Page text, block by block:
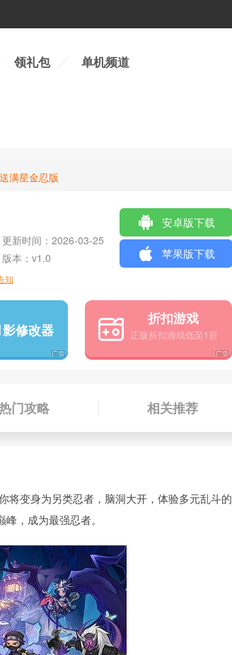
领礼包 单机频道
满星金忍版
安卓版下载
苹果版下载
更新时间： 2026-03-25
版本：v1.0
知
修改器
折扣游戏
门攻略 相关推荐
将变身为另类忍者，脑洞大开，体验多元乱斗的
，成为最强忍者。